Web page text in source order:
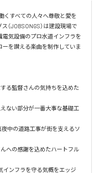
くすべての人々へ尊敬と愛を
（JOBSONGS）は建設現場で
気設備のプロ水道インフラを
を讃える楽曲を制作していま
る監督さんの気持ちを込めた
ない部分が一番大事な基礎工
中の道路工事が街を支えるソ
への感謝を込めたハートフル
インフラを守る気概をエッジ